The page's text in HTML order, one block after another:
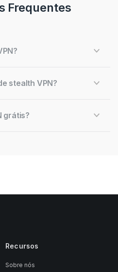
Frequentes
stealth VPN?
grátis?
Recursos
Sobre nós